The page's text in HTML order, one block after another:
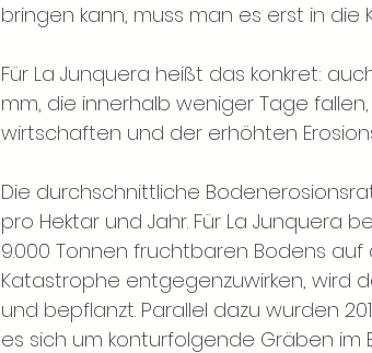
bringen kann, muss man es erst in die
Für La Junquera heißt das konkret:
mm, die innerhalb weniger Tage
wirtschaften und der erhöhten
Die durchschnittliche
pro Hektar und Jahr. Für La Junquera
9.000 Tonnen fruchtbaren Bodens
Katastrophe entgegenzuwirken, wird
und bepflanzt. Parallel dazu wurden
es sich um konturfolgende Gräben